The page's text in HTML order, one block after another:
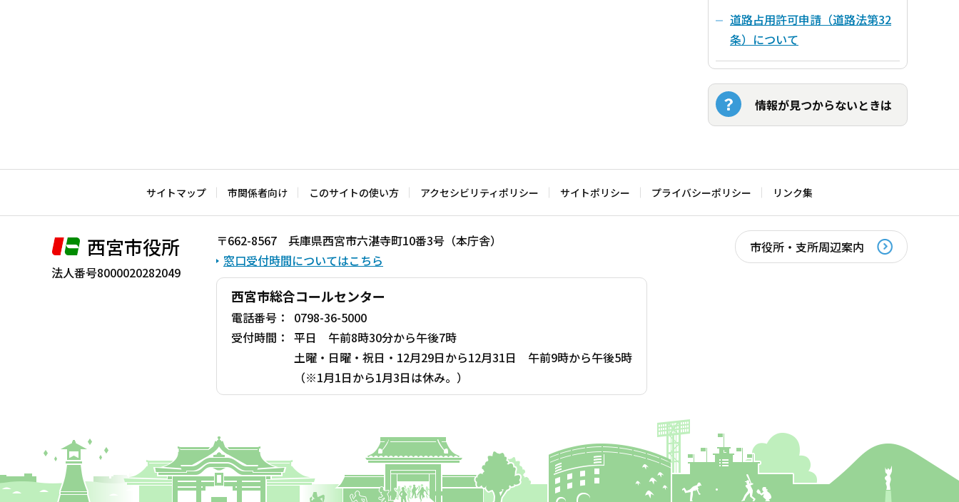
道路占用許可申請（道路法第32
条）について
情報が見つからないときは
サイトマップ 市関係者向け このサイトの使い方 アクセシビリティポリシー サイトポリシー プライバシーポリシー リンク集
西宮市役所
法人番号8000020282049
〒662-8567 兵庫県西宮市六湛寺町10番3号（本庁舎）
窓口受付時間についてはこちら
西宮市総合コールセンター
電話番号：
0798-36-5000
受付時間： 平日 午前8時30分から午後7時
土曜・日曜・祝日・12月29日から12月31日 午前9時から午後5時
（※1月1日から1月3日は休み。）
市役所・支所周辺案内